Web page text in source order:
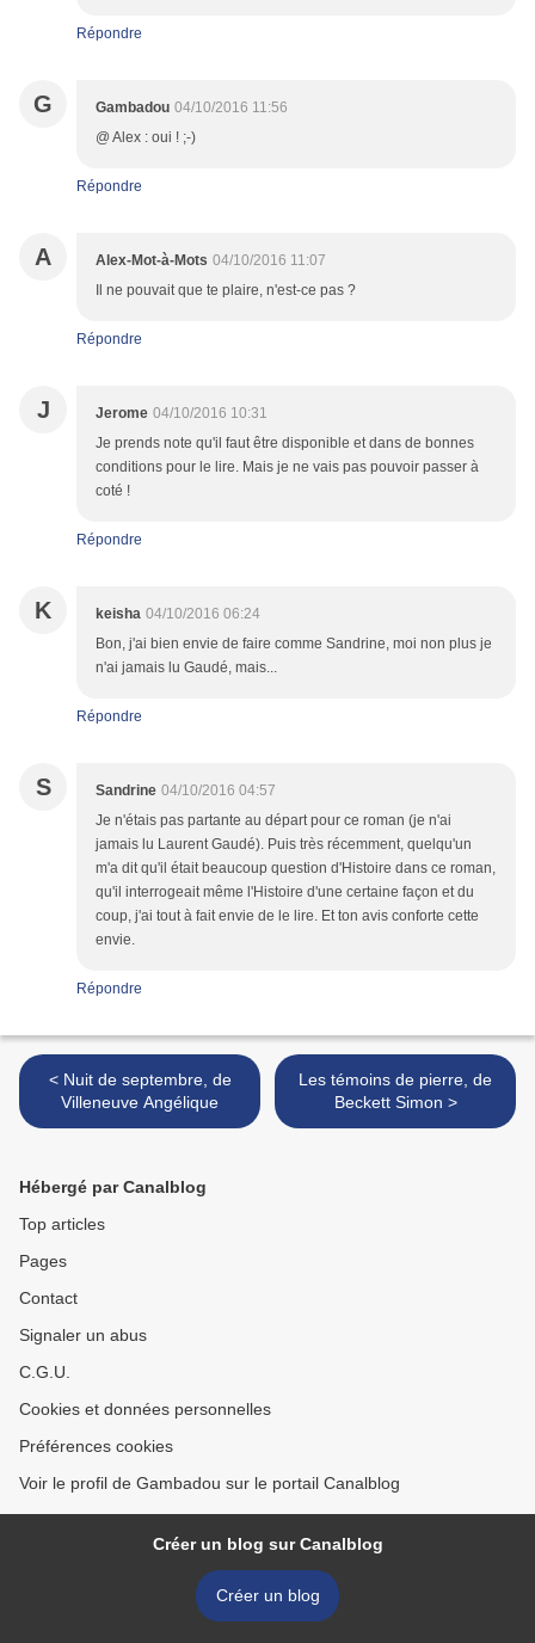
Répondre
G Gambadou 04/10/2016 11:56
@ Alex : oui ! ;-)
Répondre
A Alex-Mot-à-Mots 04/10/2016 11:07
Il ne pouvait que te plaire, n'est-ce pas ?
Répondre
J Jerome 04/10/2016 10:31
Je prends note qu'il faut être disponible et dans de bonnes
conditions pour le lire. Mais je ne vais pas pouvoir passer à
coté !
Répondre
K keisha 04/10/2016 06:24
Bon, j'ai bien envie de faire comme Sandrine, moi non plus je
n'ai jamais lu Gaudé, mais...
Répondre
S Sandrine 04/10/2016 04:57
Je n'étais pas partante au départ pour ce roman (je n'ai
jamais lu Laurent Gaudé). Puis très récemment, quelqu'un
m'a dit qu'il était beaucoup question d'Histoire dans ce roman,
qu'il interrogeait même l'Histoire d'une certaine façon et du
coup, j'ai tout à fait envie de le lire. Et ton avis conforte cette
envie.
Répondre
< Nuit de septembre, de
Villeneuve Angélique
Les témoins de pierre, de
Beckett Simon >
Hébergé par Canalblog
Top articles
Pages
Contact
Signaler un abus
C.G.U.
Cookies et données personnelles
Préférences cookies
Voir le profil de Gambadou sur le portail Canalblog
Créer un blog sur Canalblog
Créer un blog